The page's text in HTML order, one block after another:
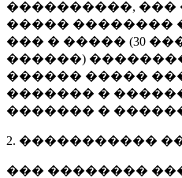
����������, ���
����� ��������
��� � ����� (30
������)
������ �����
������� �
������� �
2. �����������
��� ��������